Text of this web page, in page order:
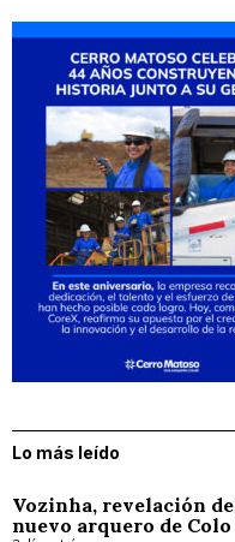
Lo más leído
Vozinha, revelación
nuevo arquero de Colo